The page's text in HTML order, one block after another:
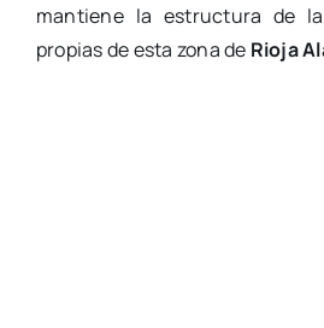
mantiene la estructura de
propias de esta zona de Rioja